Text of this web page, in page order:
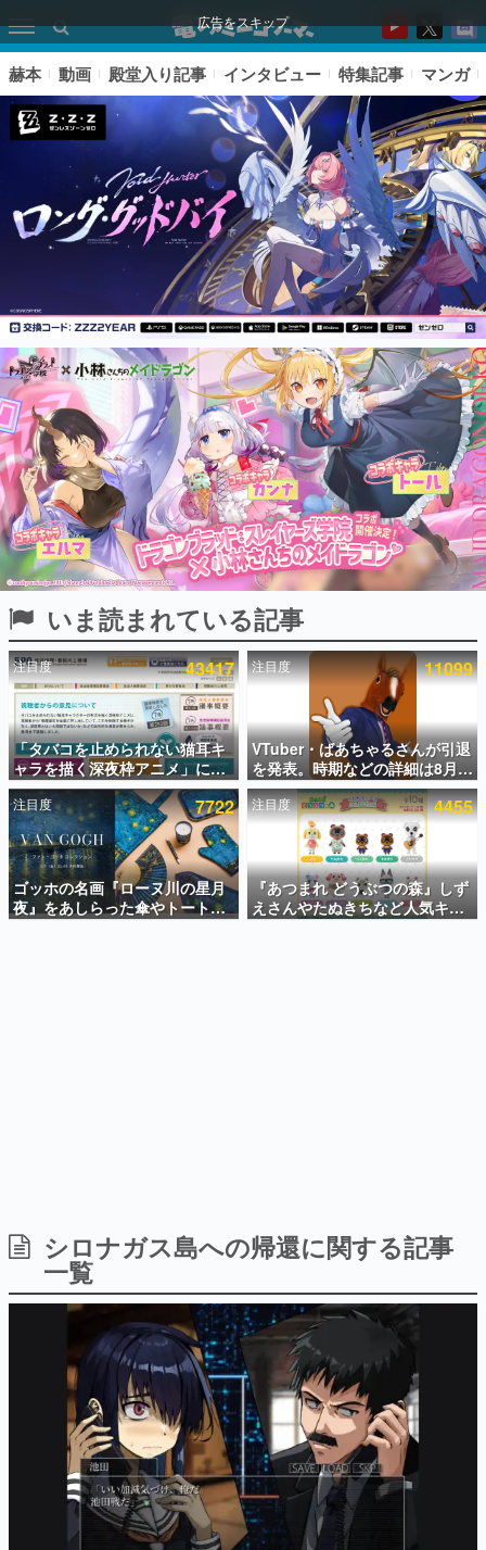
広告をスキップ
ピックアップ
電ファミのいま読まれている記事ランキング
アプリセール情報
インタビュー
連載・特集一覧
殿堂入り記事
SNS拡散数が数千以上！ ページビュー数万以上！ などな
ど。多くの人々に読まれた、電ファミ渾身の“殿堂入り”記
事をまとめました。
ゲームの企画書
名作ゲームクリエイターの方々に製作時のエピソードをお
聞きし、ヒットする企画（ゲーム）とは何か？を探ってい
きます。
赫本
この物語を解いてはいけない。『赫本』は、〈試験問題〉
の形をした短編ホラー小説集です。
新世代に訊く
これからのデジタルゲーム市場を担う若きクリエイター達
の姿を追い、彼らのルーツと情熱を探っていきます。
ゲーム開発者・hamatsu氏がゲームの魅力を画面や操作の
具体的な形から解き明かしていく、硬派で骨太な評論連載
ゲームが変えた日本語
「経験値」「裏技」「ラスボス」… ゲームにまつわる言葉
の起源や用法の変遷を、コンピューター文化史研究家・タ
イニーP氏が徹底調査。
カテゴリ
特集記事
マンガ
女性向け
赫本 動画 殿堂入り記事 インタビュー 特集記事 マンガ
いま読まれている記事
注目度 43417
「タバコを止められない猫耳キ
ャラを描く深夜枠アニメ」に視
聴者の一部から批判意見。違法
薬物の使用と思しき描写も含め
て、BPOが議論を交わす
注目度 11099
VTuber・ばあちゃるさんが引退
を発表。時期などの詳細は8月9
日15時からの配信で説明
注目度 7722
ゴッホの名画『ローヌ川の星月
夜』をあしらった傘やトートバ
ッグなどが登場。8月7日21時よ
注目度 4455
『あつまれ どうぶつの森』しず
えさんやたぬきちなど人気キャ
ラクターのフロッキードールが9
シロナガス島への帰還に関する記事
一覧